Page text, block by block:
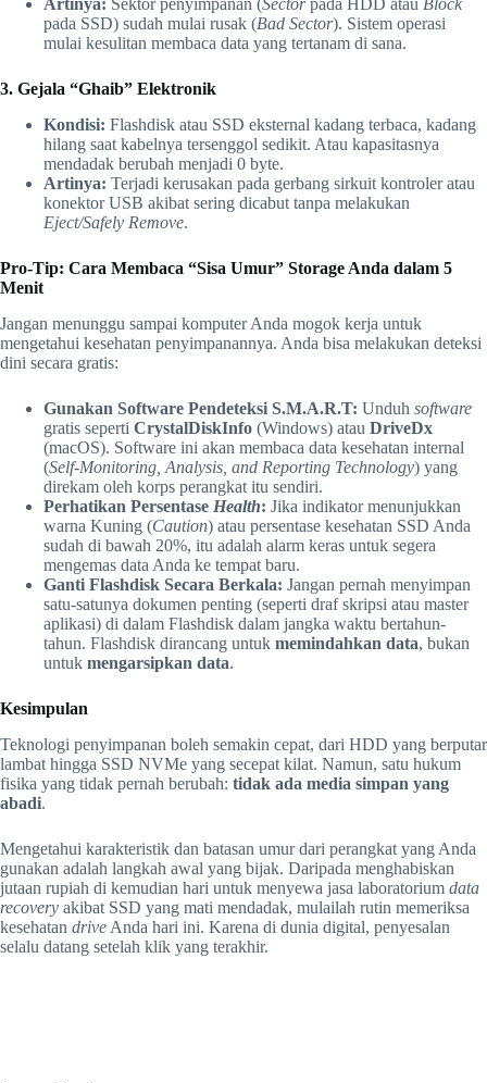
Artinya: Sektor penyimpanan (Sectorpada HDD atau Block
pada SSD) sudah mulai rusak (Bad Sector). Sistem operasi
mulai kesulitan membaca data yang tertanam di sana.
3. Gejala “Ghaib” Elektronik
Kondisi: Flashdisk atau SSD eksternal kadang terbaca, kadang
hilang saat kabelnya tersenggol sedikit. Atau kapasitasnya
mendadak berubah menjadi 0 byte.
Artinya: Terjadi kerusakan pada gerbang sirkuit kontroler atau
konektor USB akibat sering dicabut tanpa melakukan
Eject/Safely Remove.
Pro-Tip: Cara Membaca “Sisa Umur” Storage Anda dalam 5
Menit
Jangan menunggu sampai komputer Anda mogok kerja untuk
mengetahui kesehatan penyimpanannya. Anda bisa melakukan deteksi
dini secara gratis:
Gunakan Software Pendeteksi S.M.A.R.T: Unduh software
gratis seperti CrystalDiskInfo (Windows) atau DriveDx
(macOS). Software ini akan membaca data kesehatan internal
(Self-Monitoring, Analysis, and Reporting Technology) yang
direkam oleh korps perangkat itu sendiri.
Perhatikan Persentase Health: Jika indikator menunjukkan
warna Kuning (Caution) atau persentase kesehatan SSD Anda
sudah di bawah 20%, itu adalah alarm keras untuk segera
mengemas data Anda ke tempat baru.
Ganti Flashdisk Secara Berkala: Jangan pernah menyimpan
satu-satunya dokumen penting (seperti draf skripsi atau master
aplikasi) di dalam Flashdisk dalam jangka waktu bertahun-
tahun. Flashdisk dirancang untuk memindahkan data, bukan
untuk mengarsipkan data.
Kesimpulan
Teknologi penyimpanan boleh semakin cepat, dari HDD yang berputar
lambat hingga SSD NVMe yang secepat kilat. Namun, satu hukum
fisika yang tidak pernah berubah: tidak ada media simpan yang
abadi.
Mengetahui karakteristik dan batasan umur dari perangkat yang Anda
gunakan adalah langkah awal yang bijak. Daripada menghabiskan
jutaan rupiah di kemudian hari untuk menyewa jasa laboratorium data
recovery akibat SSD yang mati mendadak, mulailah rutin memeriksa
kesehatan drive Anda hari ini. Karena di dunia digital, penyesalan
selalu datang setelah klik yang terakhir.